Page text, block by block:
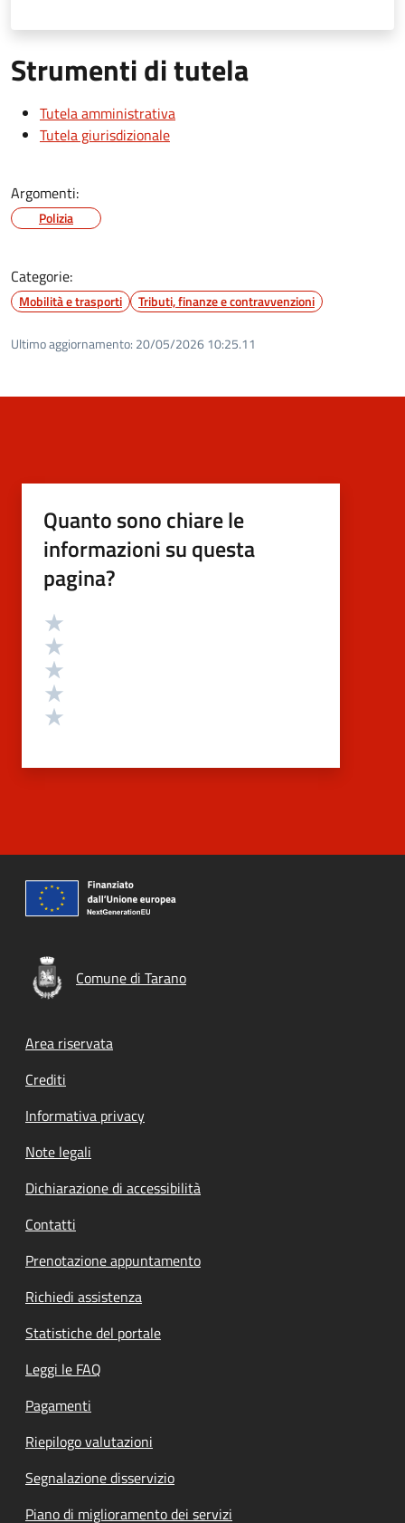
Strumenti di tutela
Tutela amministrativa
Tutela giurisdizionale
Argomenti:
Polizia
Categorie:
Mobilità e trasporti Tributi, finanze e contravvenzioni
Ultimo aggiornamento: 20/05/2026 10:25.11
Quanto sono chiare le
informazioni su questa
pagina?
Valutazione
Comune di Tarano
Footer menu
Area riservata
Crediti
Informativa privacy
Note legali
Dichiarazione di accessibilità
Contatti
Prenotazione appuntamento
Richiedi assistenza
Statistiche del portale
Leggi le FAQ
Pagamenti
Riepilogo valutazioni
Segnalazione disservizio
Piano di miglioramento dei servizi